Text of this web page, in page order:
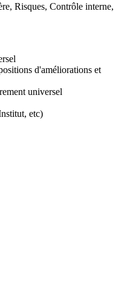
Risques, Contrôle interne,
d'améliorations et
universel
etc)